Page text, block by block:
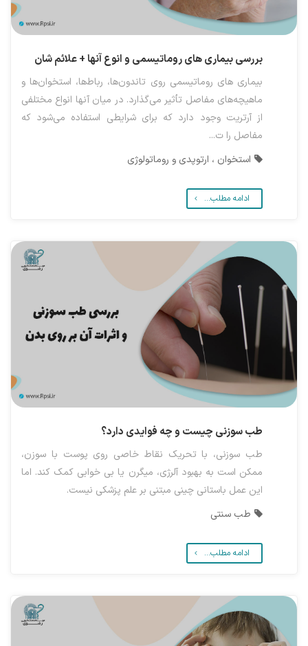
بررسی بیماری های روماتیسمی و انوع آنها + علائم شان
بیماری های روماتیسمی روی تاندون‌ها، رباط‌ها، استخوان‌ها و
ماهیچه‌های مفاصل تأثیر می‌گذارد. در میان آنها انواع مختلفی
از آرتریت وجود دارد که برای شرایطی استفاده می‌شود که
مفاصل را ت...
استخوان ، ارتوپدی و روماتولوژی
ادامه مطلب...
طب سوزنی چیست و چه فوایدی دارد؟
طب سوزنی، با تحریک نقاط خاصی روی پوست با سوزن،
ممکن است به بهبود آلرژی، میگرن یا بی خوابی کمک کند. اما
این عمل باستانی چینی مبتنی بر علم پزشکی نیست.
طب سنتی
ادامه مطلب...